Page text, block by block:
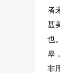
者
甚
也
皋
非